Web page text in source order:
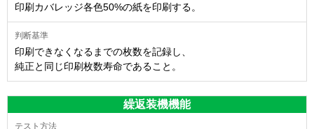
印刷カバレッジ各色50%の紙を印刷する。
印刷できなくなるまでの枚数を記録し、
純正と同じ印刷枚数寿命であること。
繰返装機機能